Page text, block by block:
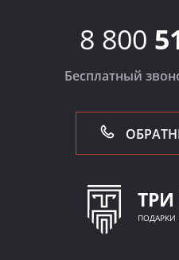
8 800
Бесплатный
ПОДАРКИ